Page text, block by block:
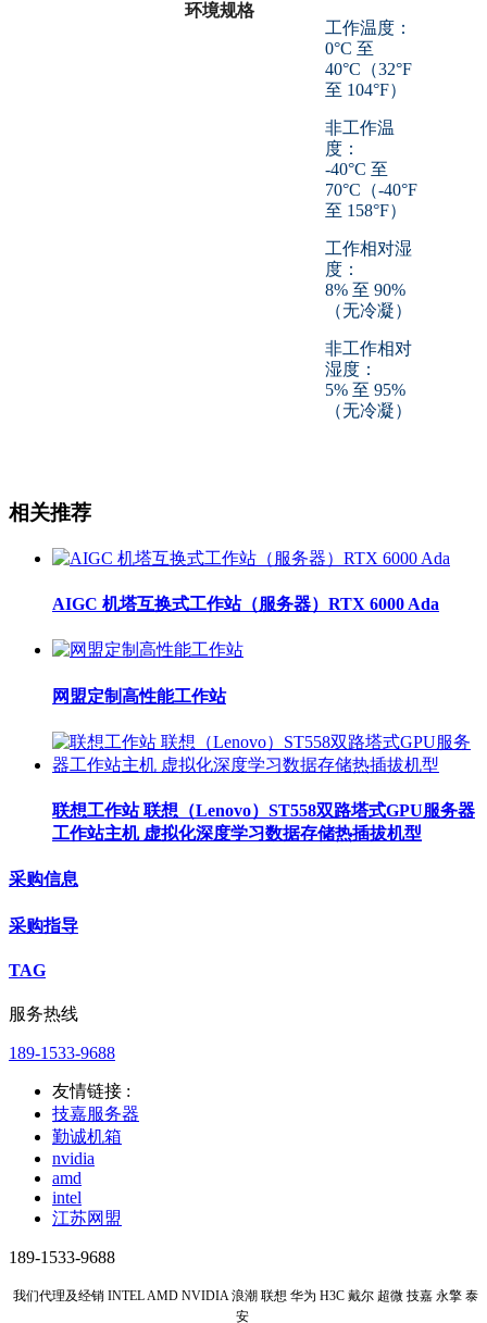
环境规格
工作温度：
0°C 至
40°C（32°F
至 104°F）
非工作温
度：
-40°C 至
70°C（-40°F
至 158°F）
工作相对湿
度：
8% 至 90%
（无冷凝）
非工作相对
湿度：
5% 至 95%
（无冷凝）
相关推荐
AIGC 机塔互换式工作站（服务器）RTX 6000 Ada
网盟定制高性能工作站
联想工作站 联想（Lenovo）ST558双路塔式GPU服务器
工作站主机 虚拟化深度学习数据存储热插拔机型
采购信息
采购指导
TAG
服务热线
189-1533-9688
友情链接 :
技嘉服务器
勤诚机箱
nvidia
amd
intel
江苏网盟
189-1533-9688
我们代理及经销 INTEL AMD NVIDIA 浪潮 联想 华为 H3C 戴尔 超微 技嘉 永擎 泰
安